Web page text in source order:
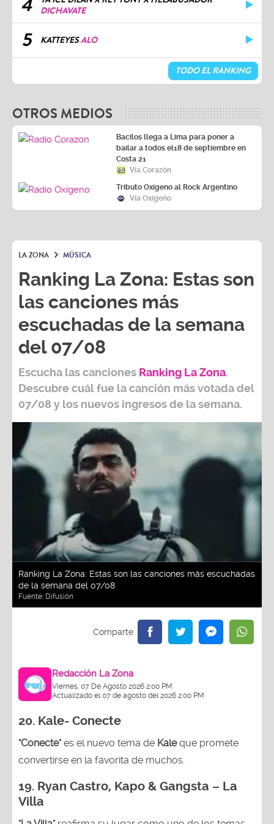
DICHAVATE
5 KATTEYESALO
TODO EL RANKING
OTROS MEDIOS
Bacilos llega a Lima para poner a
bailar a todos el18 de septiembre en
Costa 21
Vía Corazón
Tributo Oxígeno al Rock Argentino
Vía Oxígeno
LA ZONA MÚSICA
Ranking La Zona: Estas son
las canciones más
escuchadas de la semana
del 07/08
Escucha las canciones Ranking La Zona.
Descubre cuál fue la canción más votada del
07/08 y los nuevos ingresos de la semana.
Ranking La Zona: Estas son las canciones más escuchadas
de la semana del 07/08
Fuente: Difusión
Redacción La Zona
Viernes, 07 De Agosto 2026 2:00 PM
Actualizado el 07 de agosto del 2026 2:00 PM
20. Kale- Conecte
"Conecte"es el nuevo tema de Kaleque promete
convertirse en la favorita de muchos.
19. Ryan Castro, Kapo & Gangsta – La
Villa